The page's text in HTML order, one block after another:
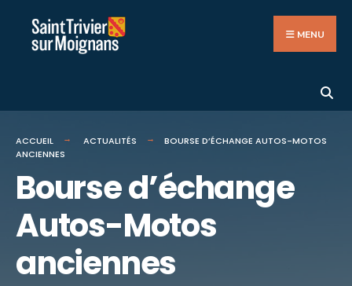
Aller
MENU
ACCUEIL ACTUALITÉS
BOURSE D’ÉCHANGE AUTOS-MOTOS
ANCIENNES
Bourse d’échange
Autos-Motos
anciennes
for: